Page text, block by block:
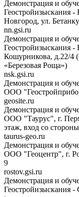
Демонстрация и
Геостройизыскания
Новгород, ул.
nn.gsi.ru
Демонстрация и
Геостройизыскания -
Кошурникова, д.22/4
«Березовая Роща»)
nsk.gsi.ru
Демонстрация и
ООО
geosite.ru
Демонстрация и
ООО "Таурус", г.
этаж, вход со
taurus-geo.ru
Демонстрация и
ООО "Геоцентр", г.
9
rostov.gsi.ru
Демонстрация и
Геостройизыскания